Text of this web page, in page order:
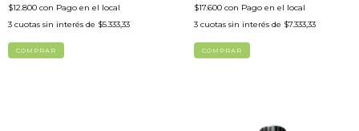
$12.800 con Pago en el local
3 cuotas sin interés de $5.333,33
$17.600 con Pago en el local
3 cuotas sin interés de $7.333,33